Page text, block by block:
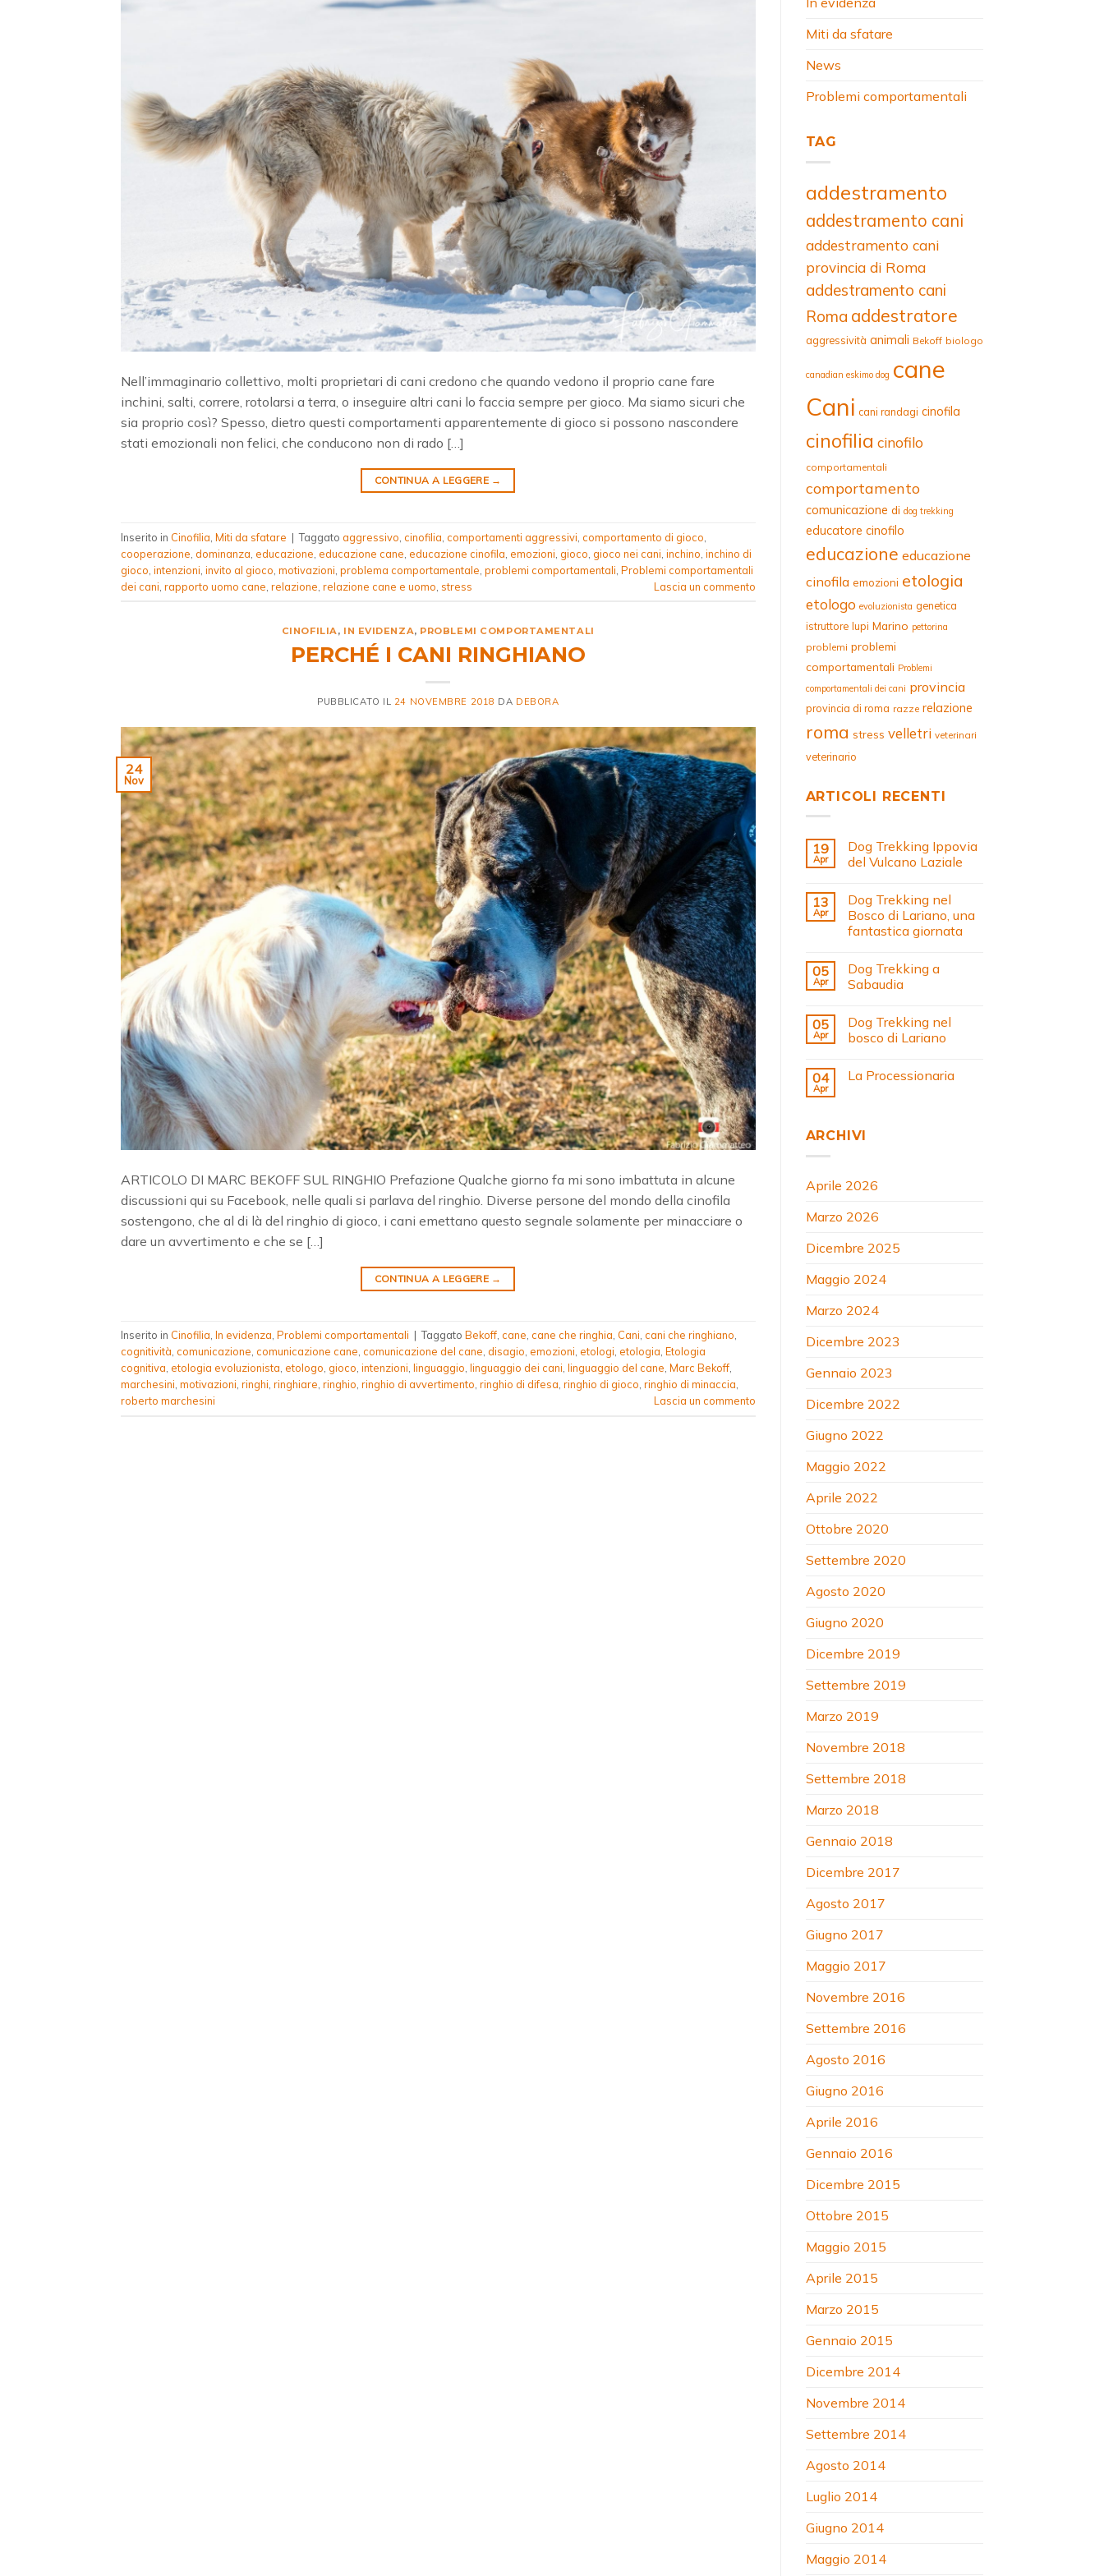
Nell’immaginario collettivo, molti proprietari di cani credono che quando vedono il proprio cane fare
inchini, salti, correre, rotolarsi a terra, o inseguire altri cani lo faccia sempre per gioco. Ma siamo sicuri che
sia proprio così? Spesso, dietro questi comportamenti apparentemente di gioco si possono nascondere
stati emozionali non felici, che conducono non di rado […]
CONTINUA A LEGGERE →
Inserito in Cinofilia Miti da sfatare | Taggato aggressivo cinofilia comportamenti aggressivi comportamento di gioco
cooperazione dominanza educazione educazione cane educazione cinofila emozioni gioco gioco nei cani inchino inchino di
gioco intenzioni invito al gioco motivazioni problema comportamentale problemi comportamentali Problemi comportamentali
dei cani rapporto uomo cane relazione relazione cane e uomo stress Lascia un commento
CINOFILIA, IN EVIDENZA, PROBLEMI COMPORTAMENTALI
PERCHÉ I CANI RINGHIANO
PUBBLICATO IL 24 NOVEMBRE 2018 DA DEBORA
24
Nov
ARTICOLO DI MARC BEKOFF SUL RINGHIO Prefazione Qualche giorno fa mi sono imbattuta in alcune
discussioni qui su Facebook, nelle quali si parlava del ringhio. Diverse persone del mondo della cinofila
sostengono, che al di là del ringhio di gioco, i cani emettano questo segnale solamente per minacciare o
dare un avvertimento e che se […]
CONTINUA A LEGGERE →
Inserito in Cinofilia, In evidenza, Problemi comportamentali | Taggato Bekoff, cane, cane che ringhia, Cani, cani che ringhiano,
cognitività, comunicazione, comunicazione cane, comunicazione del cane, disagio, emozioni, etologi, etologia, Etologia
cognitiva, etologia evoluzionista, etologo, gioco, intenzioni, linguaggio, linguaggio dei cani, linguaggio del cane, Marc Bekoff,
marchesini, motivazioni, ringhi, ringhiare, ringhio, ringhio di avvertimento, ringhio di difesa, ringhio di gioco, ringhio di minaccia,
roberto marchesini
Lascia un commento
Miti da sfatare
News
Problemi comportamentali
TAG
addestramento
addestramento cani
addestramento cani
provincia di Roma
addestramento cani
Roma addestratore
aggressività animali Bekoff biologo
canadian eskimo dog cane
Cani cani randagi cinofila
cinofilia cinofilo
comportamentali
comportamento
comunicazione di dog trekking
educatore cinofilo
educazione educazione
cinofila emozioni etologia
etologo evoluzionista genetica
istruttore lupi Marino pettorina
problemi problemi
comportamentali Problemi
comportamentali dei cani provincia
provincia di roma razze relazione
roma stress velletri veterinari
veterinario
ARTICOLI RECENTI
19
Apr
Dog Trekking Ippovia
del Vulcano Laziale
13
Apr
Dog Trekking nel
Bosco di Lariano, una
fantastica giornata
05
Apr
Dog Trekking a
Sabaudia
05
Apr
Dog Trekking nel
bosco di Lariano
04
Apr
La Processionaria
ARCHIVI
Aprile 2026
Marzo 2026
Dicembre 2025
Maggio 2024
Marzo 2024
Dicembre 2023
Gennaio 2023
Dicembre 2022
Giugno 2022
Maggio 2022
Aprile 2022
Ottobre 2020
Settembre 2020
Agosto 2020
Giugno 2020
Dicembre 2019
Settembre 2019
Marzo 2019
Novembre 2018
Settembre 2018
Marzo 2018
Gennaio 2018
Dicembre 2017
Agosto 2017
Giugno 2017
Maggio 2017
Novembre 2016
Settembre 2016
Agosto 2016
Giugno 2016
Aprile 2016
Gennaio 2016
Dicembre 2015
Ottobre 2015
Maggio 2015
Aprile 2015
Marzo 2015
Gennaio 2015
Dicembre 2014
Novembre 2014
Settembre 2014
Agosto 2014
Luglio 2014
Giugno 2014
Maggio 2014